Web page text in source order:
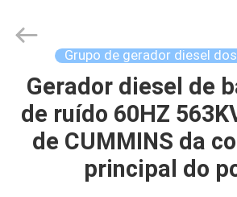
CASA
PRODUTOS
STONE
POWER
Reserved.
Grupo de gerador diesel
Gerador diesel de
de ruído 60HZ
de CUMMINS da
principal do